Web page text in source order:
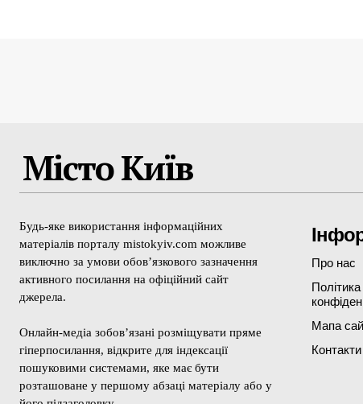
Місто Київ
Будь-яке використання інформаційних
матеріалів порталу mistokyiv.com можливе
виключно за умови обов’язкового зазначення
активного посилання на офіційний сайт
джерела.
Онлайн-медіа зобов’язані розміщувати пряме
гіперпосилання, відкрите для індексації
пошуковими системами, яке має бути
розташоване у першому абзаці матеріалу або у
Про нас
Політика
Мапа
Контакти